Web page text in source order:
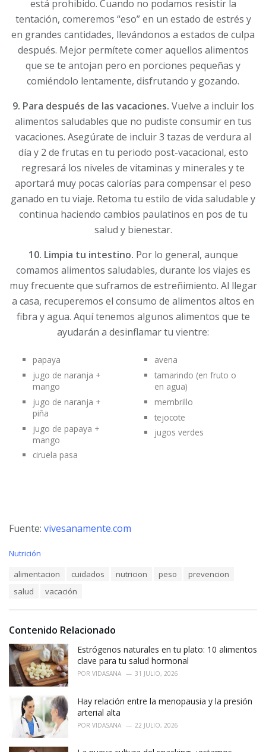
está prohibido. Cuando no podamos resistir la
tentación, comeremos “eso” en un estado de estrés y
en grandes cantidades, llevándonos a estados de culpa
después. Mejor permítete comer aquellos alimentos
que se te antojan pero en porciones pequeñas y
comiéndolo lentamente, disfrutando y gozando.
9. Para después de las vacaciones. Vuelve a incluir los
alimentos saludables que no pudiste consumir en tus
vacaciones. Asegúrate de incluir 3 tazas de verdura al
día y 2 de frutas en tu periodo post-vacacional, esto
regresará los niveles de vitaminas y minerales y te
aportará muy pocas calorías para compensar el peso
ganado en tu viaje. Retoma tu estilo de vida saludable y
continua haciendo cambios paulatinos en pos de tu
salud y bienestar.
10. Limpia tu intestino. Por lo general, aunque
comamos alimentos saludables, durante los viajes es
muy frecuente que suframos de estreñimiento. Al llegar
a casa, recuperemos el consumo de alimentos altos en
fibra y agua. Aquí tenemos algunos alimentos que te
ayudarán a desinflamar tu vientre:
papaya
jugo de naranja +
mango
jugo de naranja +
piña
jugo de papaya +
mango
ciruela pasa
avena
tamarindo (en fruto o
en agua)
membrillo
tejocote
jugos verdes
Fuente: vivesanamente.com
C
i
s
Nutrición
alimentacion cuidados nutricion peso
prevencion
salud
vacación
Contenido Relacionado
Estrógenos naturales en tu plato: 10 alimentos
clave para tu salud hormonal
POR VIDASANA 31 JULIO, 2026
Hay relación entre la menopausia y la presión
arterial alta
POR VIDASANA 22 JULIO, 2026